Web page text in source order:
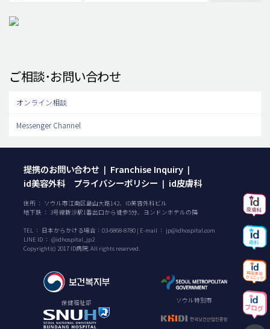
ご相談･お問い合わせ
オンライン相談
Messenger Channel
提携のお問い合わせ | Franchise Inquiry |
id美容外科 プライバシーポリシー | id皮膚科
住所 ： ソウル市江南区島山大路142、ID美容外科ビル
地下鉄 ： 3号線新沙駅1番出口から徒歩5分、ヨンドンホテルの隣
TEL ： 日本からかける場合： 03-6868-8780 | E-mail ： jp@idhospital.com
LINE ID ： @idhospital_jp2
Copyright(c) 2017 ID病院. All rights reserved.
保健福祉部 ソウル特別市